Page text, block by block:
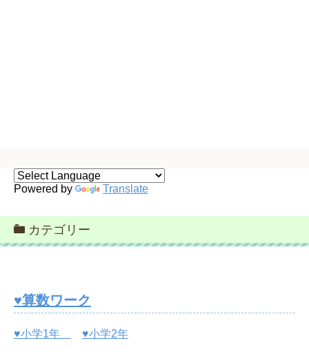
Powered by Translate
カテゴリー
♥算数ワーク
♥小学1年 ♥小学2年